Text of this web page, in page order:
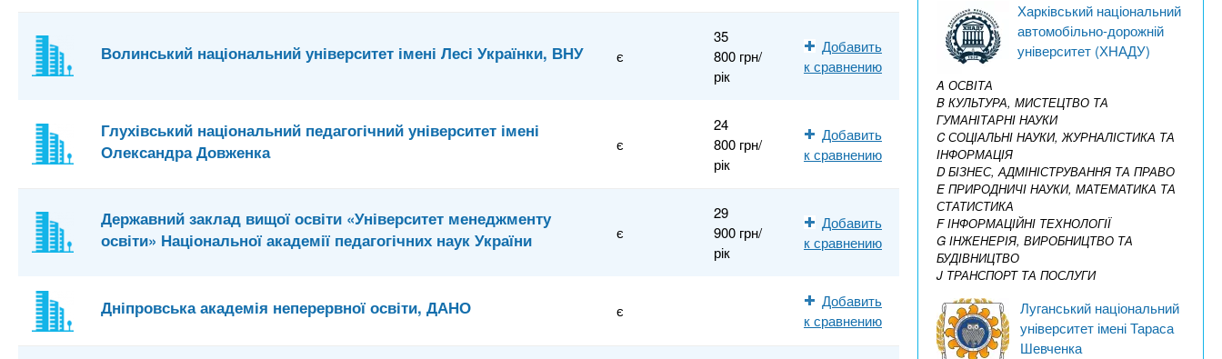
Волинський національний університет імені Лесі Українки, ВНУ є
35
800 грн/
рік
Добавить
к сравнению
Глухівський національний педагогічний університет імені
Олександра Довженка
є
24
800 грн/
рік
Добавить
к сравнению
Державний заклад вищої освіти «Університет менеджменту
освіти» Національної академії педагогічних наук України
є
29
900 грн/
рік
Добавить
к сравнению
Дніпровська академія неперервної освіти, ДАНО є
Добавить
к сравнению
Харківський національний
автомобільно-дорожній
університет (ХНАДУ)
A ОСВІТА
B КУЛЬТУРА, МИСТЕЦТВО ТА
ГУМАНІТАРНІ НАУКИ
C СОЦІАЛЬНІ НАУКИ, ЖУРНАЛІСТИКА ТА
ІНФОРМАЦІЯ
D БІЗНЕС, АДМІНІСТРУВАННЯ ТА ПРАВО
E ПРИРОДНИЧІ НАУКИ, МАТЕМАТИКА ТА
СТАТИСТИКА
F ІНФОРМАЦІЙНІ ТЕХНОЛОГІЇ
G ІНЖЕНЕРІЯ, ВИРОБНИЦТВО ТА
БУДІВНИЦТВО
J ТРАНСПОРТ ТА ПОСЛУГИ
Луганський національний
університет імені Тараса
Шевченка